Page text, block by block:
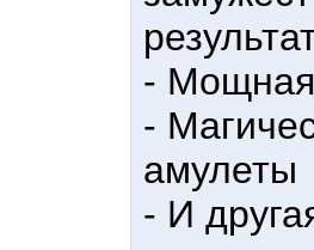
-
-
амулеты
- И